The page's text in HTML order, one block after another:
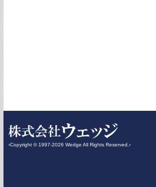
‹Copyright © 1997-2026 Wedge All Rights Reserved.›